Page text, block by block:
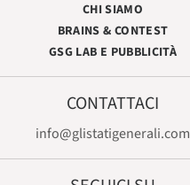
CHI SIAMO
BRAINS & CONTEST
GSG LAB E PUBBLICITÀ
CONTATTACI
info@glistatigenerali.com